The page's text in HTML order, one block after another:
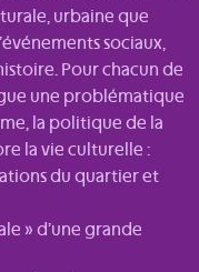
urbaine que
sociaux,
Pour chacun de
une problématique
la politique de la
la vie culturelle :
du quartier et
» d’une grande